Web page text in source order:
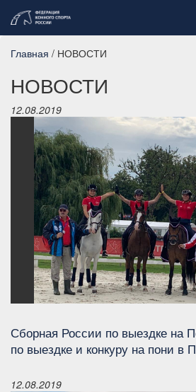
Главная / НОВОСТИ
НОВОСТИ
12.08.2019
Сборная России по выездке на
по выездке и конкуру на пони в
12.08.2019